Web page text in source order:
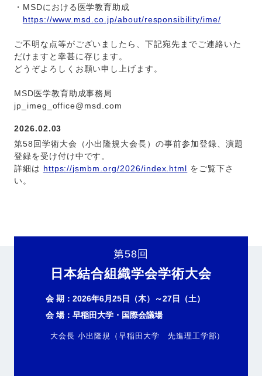
・MSDにおける医学教育助成
https://www.msd.co.jp/about/responsibility/ime/
ご不明な点等がございましたら、下記宛先までご連絡いた
だけますと幸甚に存じます。
どうぞよろしくお願い申し上げます。
MSD医学教育助成事務局
jp_imeg_office@msd.com
2026.02.03
第58回学術大会（小出隆規大会長）の事前参加登録、演題
登録を受け付け中です。
詳細は https://jsmbm.org/2026/index.html をご覧下さ
い。
第58回
日本結合組織学会学術大会
会 期：2026年6月25日（木）～27日（土）
会 場：早稲田大学・国際会議場
大会長 小出隆規（早稲田大学 先進理工学部）